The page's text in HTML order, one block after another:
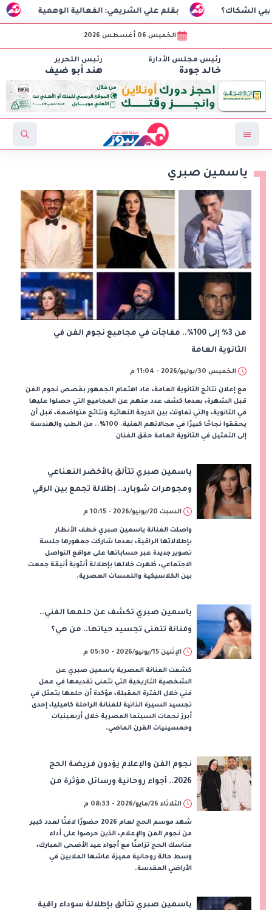
السفير بقلم علي الشريمي: الفعالية الوهمية
الخميس 06 أغسطس 2026
رئيس مجلس الأدارة
خالد جودة
رئيس التحرير
هند أبو ضيف
ياسمين صبري
من 3% إلى 100%.. مفاجآت في مجاميع نجوم الفن في
الثانوية العامة
الخميس 30/يوليو/2026 - 11:04 م
مع إعلان نتائج الثانوية العامة، عاد اهتمام الجمهور بقصص نجوم الفن
قبل الشهرة، بعدما كشف عدد منهم عن المجاميع التي حصلوا عليها
في الثانوية، والتي تفاوتت بين الدرجة النهائية ونتائج متواضعة، قبل أن
يحققوا نجاحًا كبيرًا في مجالاتهم الفنية. 100%.. من الطب والهندسة
إلى التمثيل في الثانوية العامة حقق الفنان
ياسمين صبري تتألق بالأخضر النعناعي
ومجوهرات شوبارد.. إطلالة تجمع بين الرقي
والفخامة
السبت 20/يونيو/2026 - 10:15 م
واصلت الفنانة ياسمين صبري خطف الأنظار
بإطلالاتها الراقية، بعدما شاركت جمهورها جلسة
تصوير جديدة عبر حساباتها على مواقع التواصل
الاجتماعي، ظهرت خلالها بإطلالة أنثوية أنيقة جمعت
بين الكلاسيكية واللمسات العصرية.
ياسمين صبري تكشف عن حلمها الفني..
وفنانة تتمنى تجسيد حياتها.. من هي؟
الإثنين 15/يونيو/2026 - 05:30 م
كشفت الفنانة المصرية ياسمين صبري عن
الشخصية التاريخية التي تتمنى تقديمها في عمل
فني خلال الفترة المقبلة، مؤكدة أن حلمها يتمثل في
تجسيد السيرة الذاتية للفنانة الراحلة كاميليا، إحدى
أبرز نجمات السينما المصرية خلال أربعينيات
وخمسينيات القرن الماضي.
نجوم الفن والإعلام يؤدون فريضة الحج
2026.. أجواء روحانية ورسائل مؤثرة من
الأراضي المقدسة
الثلاثاء 26/مايو/2026 - 08:33 م
شهد موسم الحج لعام 2026 حضورًا لافتًا لعدد كبير
من نجوم الفن والإعلام، الذين حرصوا على أداء
مناسك الحج تزامنًا مع أجواء عيد الأضحى المبارك،
وسط حالة روحانية مميزة عاشها الملايين في
الأراضي المقدسة.
ياسمين صبري تتألق بإطلالة سوداء راقية